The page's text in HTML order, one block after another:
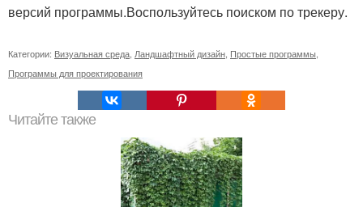
версий программы.Воспользуйтесь поиском по трекеру.
Категории: Визуальная среда Ландшафтный дизайн Простые программы
Программы для проектирования
Читайте также